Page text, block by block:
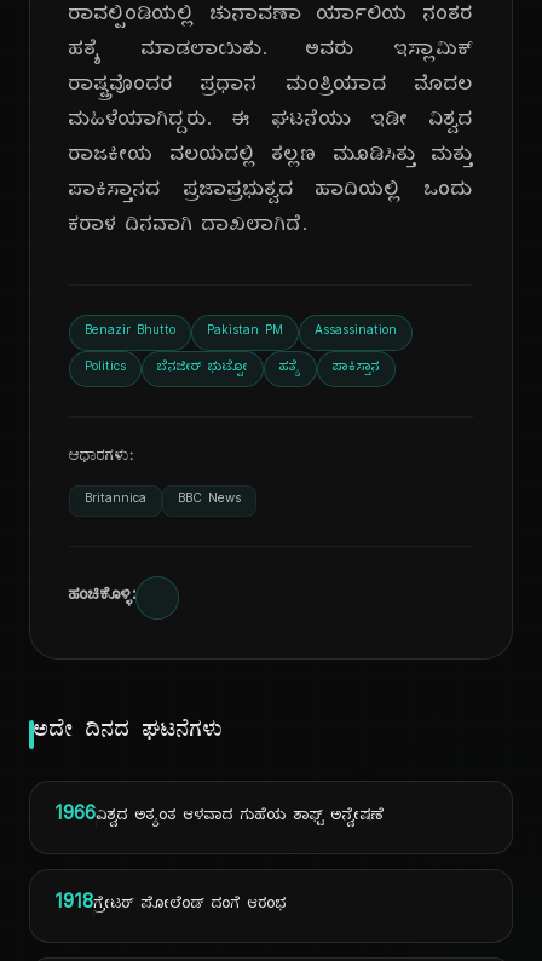
ರಾವಲ್ಪಿಂಡಿಯಲ್ಲಿ ಚುನಾವಣಾ ರ್ಯಾಲಿಯ ನಂತರ
ಹತ್ಯೆ ಮಾಡಲಾಯಿತು. ಅವರು ಇಸ್ಲಾಮಿಕ್
ರಾಷ್ಟ್ರವೊಂದರ ಪ್ರಧಾನ ಮಂತ್ರಿಯಾದ ಮೊದಲ
ಮಹಿಳೆಯಾಗಿದ್ದರು. ಈ ಘಟನೆಯು ಇಡೀ ವಿಶ್ವದ
ರಾಜಕೀಯ ವಲಯದಲ್ಲಿ ತಲ್ಲಣ ಮೂಡಿಸಿತ್ತು ಮತ್ತು
ಪಾಕಿಸ್ತಾನದ ಪ್ರಜಾಪ್ರಭುತ್ವದ ಹಾದಿಯಲ್ಲಿ ಒಂದು
ಕರಾಳ ದಿನವಾಗಿ ದಾಖಲಾಗಿದೆ.
Benazir Bhutto Pakistan PM Assassination
Politics ಬೆನಜೀರ್ ಭುಟ್ಟೋ ಹತ್ಯೆ ಪಾಕಿಸ್ತಾನ
ಆಧಾರಗಳು:
Britannica BBC News
ಹಂಚಿಕೊಳ್ಳಿ:
ಅದೇ ದಿನದ ಘಟನೆಗಳು
1966ವಿಶ್ವದ ಅತ್ಯಂತ ಆಳವಾದ ಗುಹೆಯ ಶಾಫ್ಟ್ ಅನ್ವೇಷಣೆ
1918ಗ್ರೇಟರ್ ಪೋಲೆಂಡ್ ದಂಗೆ ಆರಂಭ